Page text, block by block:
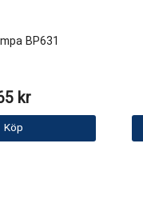
BP631
kr
Köp